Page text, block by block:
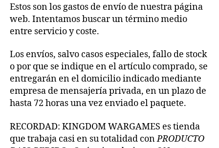
Estos son los gastos de envío de nuestra página
web. Intentamos buscar un término medio
entre servicio y coste.
Los envíos, salvo casos especiales, fallo de stock
o por que se indique en el artículo comprado, se
entregarán en el domicilio indicado mediante
empresa de mensajería privada, en un plazo de
hasta 72 horas una vez enviado el paquete.
RECORDAD: KINGDOM WARGAMES es tienda
que trabaja casi en su totalidad conPRODUCTO